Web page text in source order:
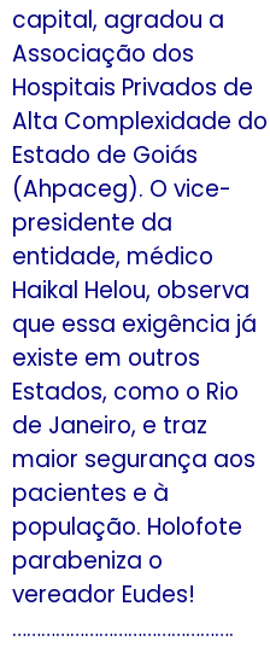
capital, agradou a
Associação dos
Hospitais Privados de
Alta Complexidade do
Estado de Goiás
(Ahpaceg). O vice-
presidente da
entidade, médico
Haikal Helou, observa
que essa exigência já
existe em outros
Estados, como o Rio
de Janeiro, e traz
maior segurança aos
pacientes e à
população. Holofote
parabeniza o
vereador Eudes!
……………………………………….